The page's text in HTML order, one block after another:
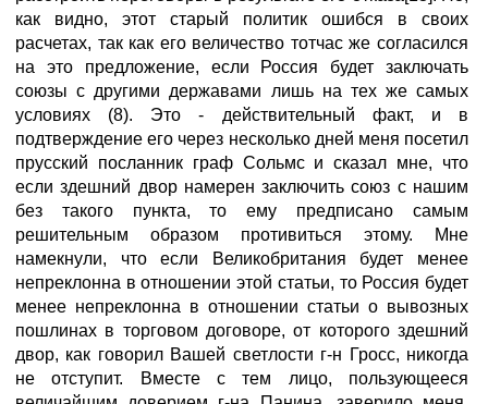
как видно, этот старый политик ошибся в своих
расчетах, так как его величество тотчас же согласился
на это предложение, если Россия будет заключать
союзы с другими державами лишь на тех же самых
условиях (8). Это - действительный факт, и в
подтверждение его через несколько дней меня посетил
прусский посланник граф Сольмс и сказал мне, что
если здешний двор намерен заключить союз с нашим
без такого пункта, то ему предписано самым
решительным образом противиться этому. Мне
намекнули, что если Великобритания будет менее
непреклонна в отношении этой статьи, то Россия будет
менее непреклонна в отношении статьи о вывозных
пошлинах в торговом договоре, от которого здешний
двор, как говорил Вашей светлости г-н Гросс, никогда
не отступит. Вместе с тем лицо, пользующееся